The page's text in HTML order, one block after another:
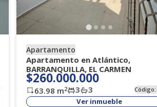
Apartamento
Apartamento en Atlántico,
BARRANQUILLA, EL CARMEN
$260.000.000
63.98 m2 3 3 Código:
Ver inmueble